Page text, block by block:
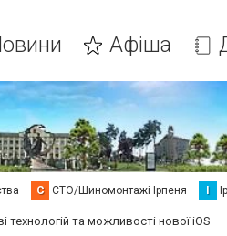
Афіша
С СТО/Шиномонтажі Ірпеня І
технологій та можливості нової iOS